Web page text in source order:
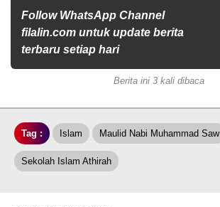
Follow WhatsApp Channel
filalin.com untuk update berita
terbaru setiap hari
Berita ini 3 kali dibaca
Tag : Islam Maulid Nabi Muhammad Saw
Sekolah Islam Athirah